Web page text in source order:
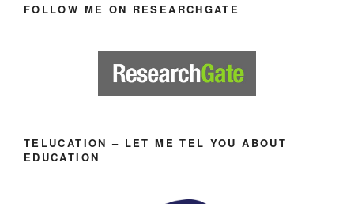
FOLLOW ME ON RESEARCHGATE
TELUCATION – LET ME TEL YOU ABOUT
EDUCATION